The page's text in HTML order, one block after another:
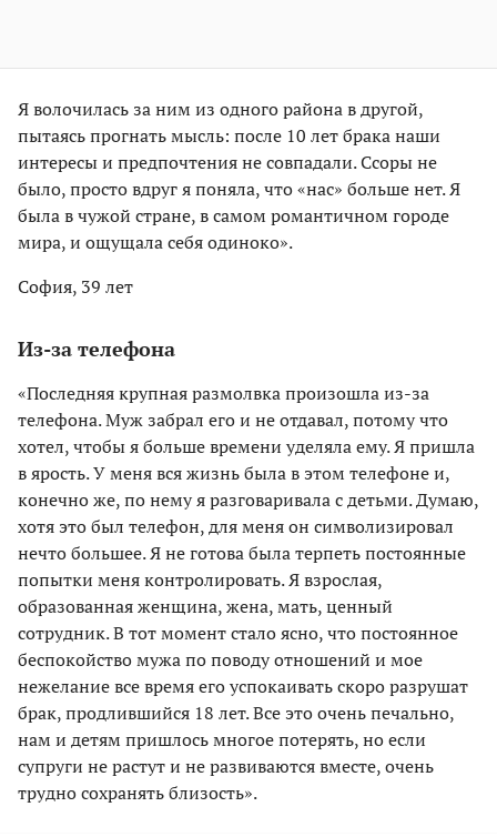
Я волочилась за ним из одного района в другой,
пытаясь прогнать мысль: после 10 лет брака наши
интересы и предпочтения не совпадали. Ссоры не
было, просто вдруг я поняла, что «нас» больше нет. Я
была в чужой стране, в самом романтичном городе
мира, и ощущала себя одиноко».
София, 39 лет
Из-за телефона
«Последняя крупная размолвка произошла из-за
телефона. Муж забрал его и не отдавал, потому что
хотел, чтобы я больше времени уделяла ему. Я пришла
в ярость. У меня вся жизнь была в этом телефоне и,
конечно же, по нему я разговаривала с детьми. Думаю,
хотя это был телефон, для меня он символизировал
нечто большее. Я не готова была терпеть постоянные
попытки меня контролировать. Я взрослая,
образованная женщина, жена, мать, ценный
сотрудник. В тот момент стало ясно, что постоянное
беспокойство мужа по поводу отношений и мое
нежелание все время его успокаивать скоро разрушат
брак, продлившийся 18 лет. Все это очень печально,
нам и детям пришлось многое потерять, но если
супруги не растут и не развиваются вместе, очень
трудно сохранять близость».